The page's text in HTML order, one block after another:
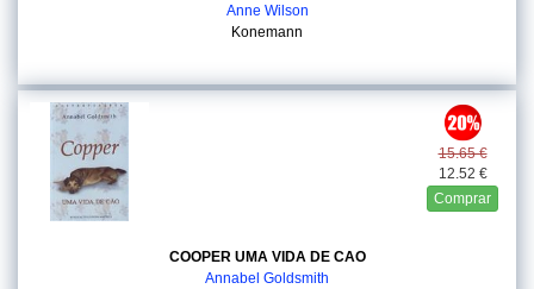
Anne Wilson
Konemann
15.65 €
12.52 €
Comprar
COOPER UMA VIDA DE CAO
Annabel Goldsmith